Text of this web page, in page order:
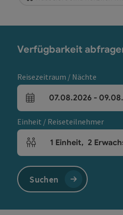
Verfügbarkeit
Reisezeitraum / Nächte
An- und Abreisefelder
07.08.2026 -
Einheit / Reiseteilnehmer
Einheitenanzahl und
1 Einheit, 2
Suchen